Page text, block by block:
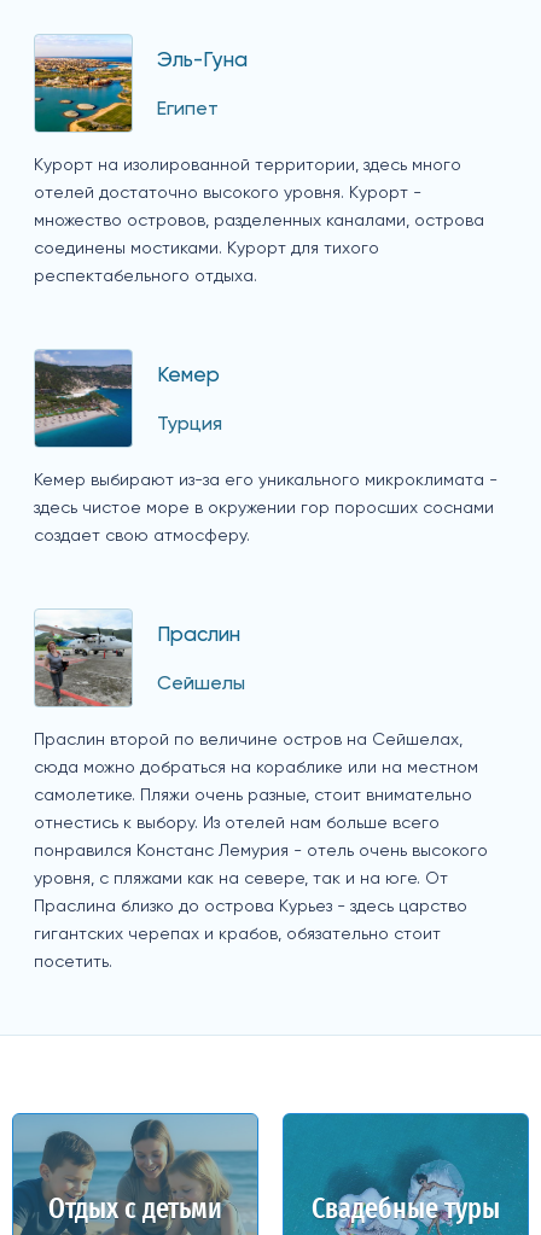
Эль-Гуна
Египет
Курорт на изолированной территории, здесь много
отелей достаточно высокого уровня. Курорт -
множество островов, разделенных каналами, острова
соединены мостиками. Курорт для тихого
респектабельного отдыха.
Кемер
Турция
Кемер выбирают из-за его уникального микроклимата -
здесь чистое море в окружении гор поросших соснами
создает свою атмосферу.
Праслин
Сейшелы
Праслин второй по величине остров на Сейшелах,
сюда можно добраться на кораблике или на местном
самолетике. Пляжи очень разные, стоит внимательно
отнестись к выбору. Из отелей нам больше всего
понравился Констанс Лемурия - отель очень высокого
уровня, с пляжами как на севере, так и на юге. От
Праслина близко до острова Курьез - здесь царство
гигантских черепах и крабов, обязательно стоит
посетить.
Отдых с детьми Свадебные туры